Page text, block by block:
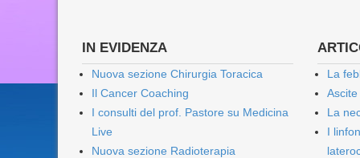
IN EVIDENZA
Nuova sezione Chirurgia Toracica
Il Cancer Coaching
I consulti del prof. Pastore su Medicina
Live
Nuova sezione Radioterapia
La
La
I